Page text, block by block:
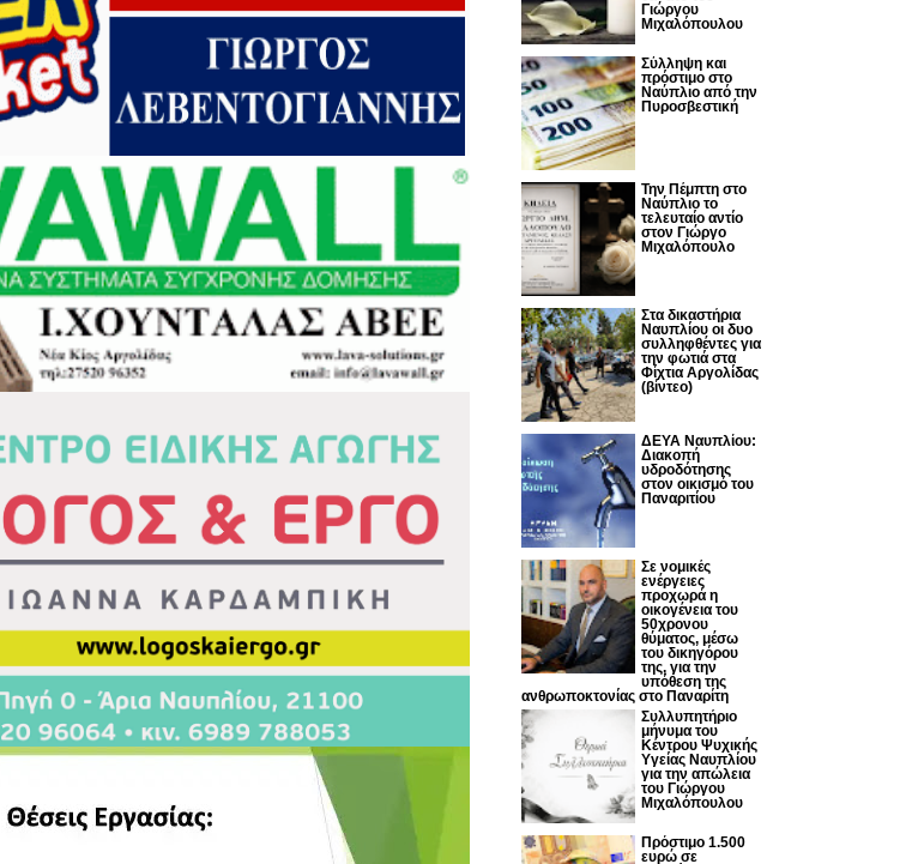
Γιώργου
Μιχαλόπουλου
Σύλληψη και
πρόστιμο στο
Ναύπλιο από την
Πυροσβεστική
Την Πέμπτη στο
Ναύπλιο το
τελευταίο αντίο
στον Γιώργο
Μιχαλόπουλο
Στα δικαστήρια
Ναυπλίου οι δυο
συλληφθέντες για
την φωτιά στα
Φίχτια Αργολίδας
(βίντεο)
ΔΕΥΑ Ναυπλίου:
Διακοπή
υδροδότησης
στον οικισμό του
Παναριτίου
Σε νομικές
ενέργειες
προχωρά η
οικογένεια του
50χρονου
θύματος, μέσω
του δικηγόρου
της, για την
υπόθεση της
ανθρωποκτονίας στο Παναρίτη
Συλλυπητήριο
μήνυμα του
Κέντρου Ψυχικής
Υγείας Ναυπλίου
για την απώλεια
του Γιώργου
Μιχαλόπουλου
Πρόστιμο 1.500
ευρώ σε